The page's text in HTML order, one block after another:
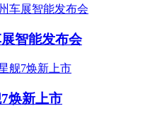
智能发布会
焕新上市